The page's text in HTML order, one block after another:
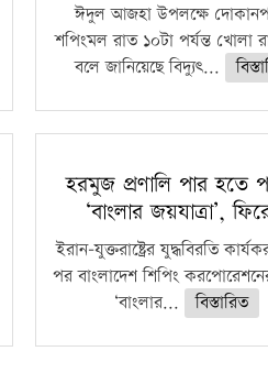
ঈদুল আজহা উপলক্ষে
শপিংমল রাত ১০টা পর্যন্ত খোলা
বলে জানিয়েছে বিদ্যুৎ...
হরমুজ প্রণালি পার হতে
‘বাংলার জয়যাত্রা’,
ইরান-যুক্তরাষ্ট্রের যুদ্ধবিরতি
পর বাংলাদেশ শিপিং
‘বাংলার...
বিস্তারিত